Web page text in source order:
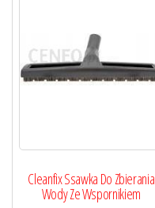
Cleanfix Ssawka Do Zbierania
Wody Ze Wspornikiem